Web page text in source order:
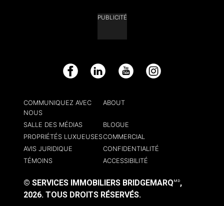
PUBLICITÉ
Facebook LinkedIn YouTube Instagram
COMMUNIQUEZ AVEC
NOUS
ABOUT
SALLE DES MÉDIAS
BLOGUE
PROPRIÉTÉS LUXUEUSESCOMMERCIAL
AVIS JURIDIQUE
CONFIDENTIALITÉ
TÉMOINS
ACCESSIBILITÉ
© SERVICES IMMOBILIERS BRIDGEMARQ MD,
2026. TOUS DROITS RÉSERVÉS.